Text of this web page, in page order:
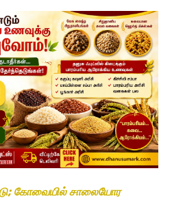
கோவையில் சாலையோர